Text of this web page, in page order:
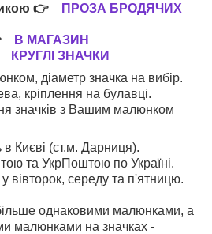
👉
ПРОЗА БРОДЯЧИХ
В МАГАЗИН
КРУГЛІ ЗНАЧКИ
діаметр значка на вибір.
кріплення на булавці.
значків з Вашим малюнком
Києві (ст.м. Дарниця).
та УкрПоштою по Україні.
вівторок, середу та п'ятницю.
однаковими малюнками, а
малюнками на значках -